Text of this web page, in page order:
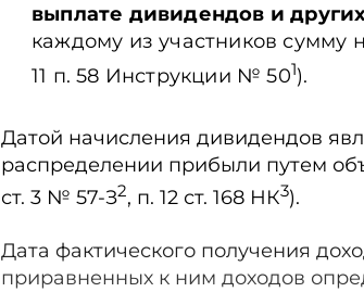
выплате дивидендов и
каждому из участников сумму
11 п. 58 Инструкции № 501).
Датой начисления дивидендов
распределении прибыли путем
ст. 3 № 57-З2, п. 12 ст. 168 НК3).
Дата фактического получения
приравненных к ним доходов